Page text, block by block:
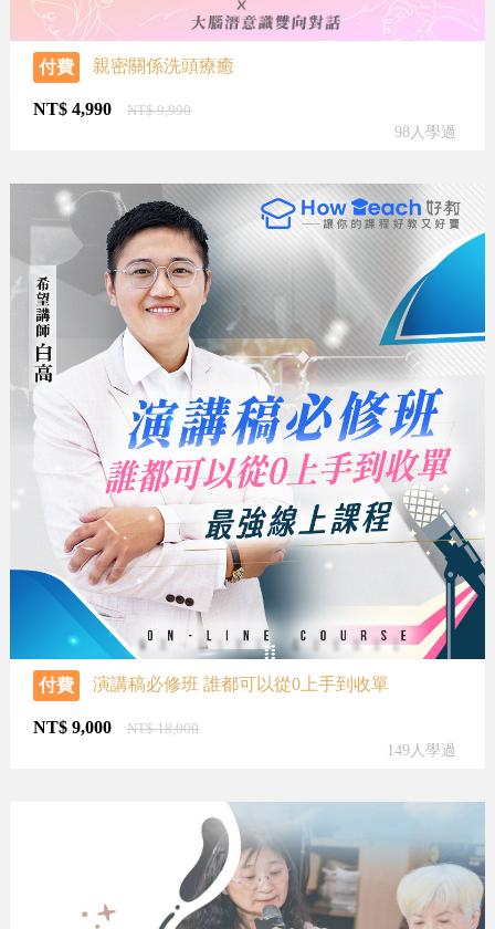
付費 親密關係洗頭療癒
NT$4,990 NT$9,990
98人學過
付費 演講稿必修班 誰都可以從0上手到收單
NT$9,000 NT$18,000
149人學過